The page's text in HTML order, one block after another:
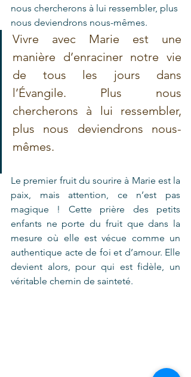
nous chercherons à lui ressembler, plus
nous deviendrons nous-mêmes.
Vivre avec Marie est une
manière d’enraciner notre vie
de tous les jours dans
l’Évangile. Plus nous
chercherons à lui ressembler,
plus nous deviendrons nous-
mêmes.
Le premier fruit du sourire à Marie est la
paix, mais attention, ce n’est pas
magique ! Cette prière des petits
enfants ne porte du fruit que dans la
mesure où elle est vécue comme un
authentique acte de foi et d’amour. Elle
devient alors, pour qui est fidèle, un
véritable chemin de sainteté.